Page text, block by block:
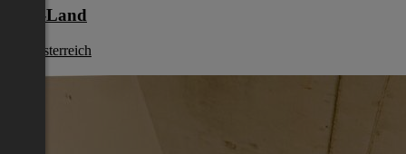
Linz-Land
Oberösterreich